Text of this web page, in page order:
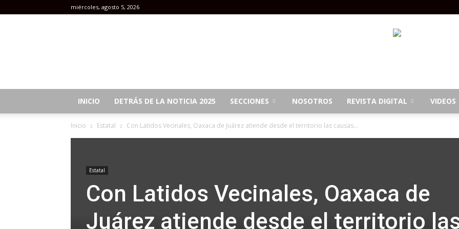
miércoles, agosto 5, 2026
INICIO DETRÁS DE LA NOTICIA 2025 SECCIONES NOSOTROS REVISTA DIGITAL VIDEOS
Inicio Estatal Con Latidos Vecinales, Oaxaca de Juárez atiende desde el territorio las causas...
Estatal
Con Latidos Vecinales, Oaxaca de
Juárez atiende desde el territorio